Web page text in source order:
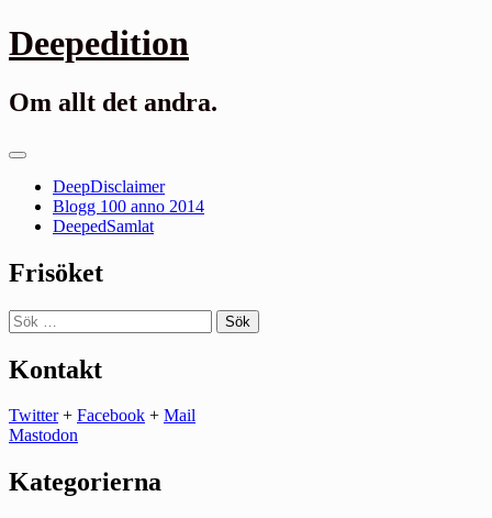
Gå
till
Deepedition
Om allt det andra.
Primär
DeepDisclaimer
Blogg 100 anno 2014
DeepedSamlat
Frisöket
Sök
efter:
Kontakt
Twitter+ Facebook + Mail
Mastodon
Kategorierna